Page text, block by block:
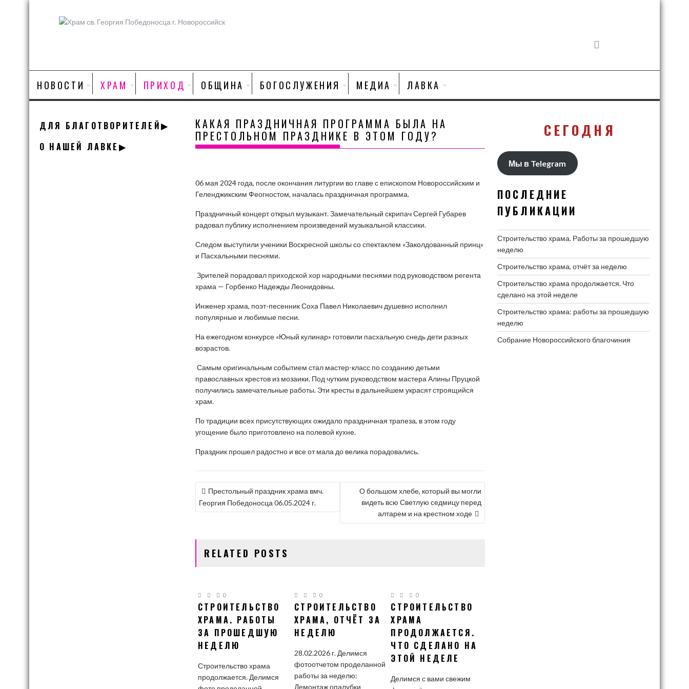
Skip
НОВОСТИ ХРАМ ПРИХОД ОБЩИНА БОГОСЛУЖЕНИЯ МЕДИА ЛАВКА
КАКАЯ ПРАЗДНИЧНАЯ ПРОГРАММА БЫЛА НА
ПРЕСТОЛЬНОМ ПРАЗДНИКЕ В ЭТОМ ГОДУ?
06 мая 2024 года, после окончания литургии во главе с епископом Новороссийским и
Геленджикским Феогностом, началась праздничная программа.
Праздничный концерт открыл музыкант. Замечательный скрипач Сергей Губарев
радовал публику исполнением произведений музыкальной классики.
Следом выступили ученики Воскресной школы со спектаклем «Заколдованный принц»
и Пасхальными песнями.
Зрителей порадовал приходской хор народными песнями под руководством регента
храма — Горбенко Надежды Леонидовны.
Инженер храма, поэт-песенник Соха Павел Николаевич душевно исполнил
популярные и любимые песни.
На ежегодном конкурсе «Юный кулинар» готовили пасхальную снедь дети разных
возрастов.
Самым оригинальным событием стал мастер-класс по созданию детьми
православных крестов из мозаики. Под чутким руководством мастера Алины Пруцкой
получились замечательные работы. Эти кресты в дальнейшем украсят строящийся
храм.
По традиции всех присутствующих ожидало праздничная трапеза, в этом году
угощение было приготовлено на полевой кухне.
Праздник прошел радостно и все от мала до велика порадовались.
НАВИГАЦИЯ
ПО
Престольный праздник храма вмч.
Георгия Победоносца 06.05.2024 г.
О большом хлебе, который вы могли
видеть всю Светлую седмицу перед
алтарем и на крестном ходе
RELATED POSTS
0
СТРОИТЕЛЬСТВО
ХРАМА. РАБОТЫ
ЗА ПРОШЕДШУЮ
НЕДЕЛЮ
Строительство храма
продолжается. Делимся
0
СТРОИТЕЛЬСТВО
ХРАМА, ОТЧЁТ ЗА
НЕДЕЛЮ
28.02.2026 г. Делимся
фотоотчетом проделанной
работы за неделю:
Демонтаж опалубки
0
СТРОИТЕЛЬСТВО
ХРАМА
ПРОДОЛЖАЕТСЯ.
ЧТО СДЕЛАНО НА
ЭТОЙ НЕДЕЛЕ
Делимся с вами свежим
ДЛЯ БЛАГОТВОРИТЕЛЕЙ▶
О НАШЕЙ ЛАВКЕ▶
СЕГОДНЯ
Мы в Telegram
ПОСЛЕДНИЕ
ПУБЛИКАЦИИ
Строительство храма. Работы за прошедшую
неделю
Строительство храма, отчёт за неделю
Строительство храма продолжается. Что
сделано на этой неделе
Строительство храма: работы за прошедшую
неделю
Собрание Новороссийского благочиния